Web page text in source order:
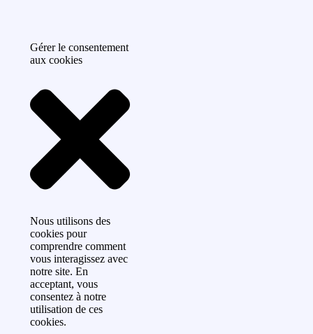
Gérer le consentement
aux cookies
Nous utilisons des
cookies pour
comprendre comment
vous interagissez avec
notre site. En
acceptant, vous
consentez à notre
utilisation de ces
cookies.